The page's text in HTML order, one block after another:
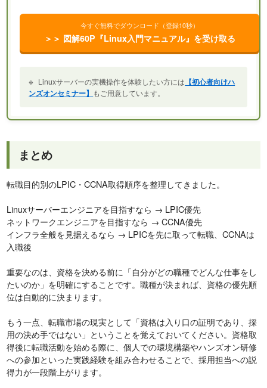
今すぐ無料でダウンロード（登録10秒）
＞＞ 図解60P『Linux入門マニュアル』を受け取る
※ Linuxサーバーの実機操作を体験したい方には 【初心者向けハ
ンズオンセミナー】 もご用意しています。
まとめ
転職目的別のLPIC・CCNA取得順序を整理してきました。
Linuxサーバーエンジニアを目指すなら → LPIC優先
ネットワークエンジニアを目指すなら → CCNA優先
インフラ全般を見据えるなら → LPICを先に取って転職、CCNAは
入職後
重要なのは、資格を決める前に「自分がどの職種でどんな仕事をし
たいのか」を明確にすることです。職種が決まれば、資格の優先順
位は自動的に決まります。
もう一点、転職市場の現実として「資格は入り口の証明であり、採
用の決め手ではない」ということを覚えておいてください。資格取
得後に転職活動を始める際に、個人での環境構築やハンズオン研修
への参加といった実践経験を組み合わせることで、採用担当への説
得力が一段階上がります。